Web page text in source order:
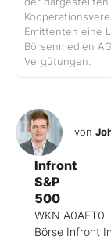
Emittenten eine
Börsenmedien
Vergütungen.
von
Infront
S&P
500
WKN A0AET0
Börse Infront